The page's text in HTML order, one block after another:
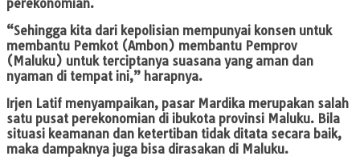
perekonomian.
“Sehingga kita dari kepolisian mempunyai konsen untuk
membantu Pemkot (Ambon) membantu Pemprov
(Maluku) untuk terciptanya suasana yang aman dan
nyaman di tempat ini,” harapnya.
Irjen Latif menyampaikan, pasar Mardika merupakan salah
satu pusat perekonomian di ibukota provinsi Maluku. Bila
situasi keamanan dan ketertiban tidak ditata secara baik,
maka dampaknya juga bisa dirasakan di Maluku.